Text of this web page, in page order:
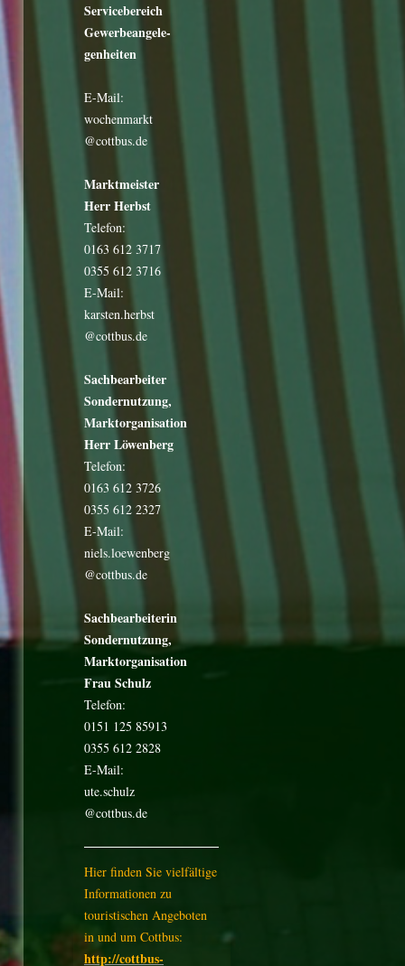
Servicebereich
Gewerbeangele-
genheiten
E-Mail:
wochenmarkt
@cottbus.de
Marktmeister
Herr Herbst
Telefon:
0163 612 3717
0355 612 3716
E-Mail:
karsten.herbst
@cottbus.de
Sachbearbeiter
Sondernutzung,
Marktorganisation
Herr Löwenberg
Telefon:
0163 612 3726
0355 612 2327
E-Mail:
niels.loewenberg
@cottbus.de
Sachbearbeiterin
Sondernutzung,
Marktorganisation
Frau Schulz
Telefon:
0151 125 85913
0355 612 2828
E-Mail:
ute.schulz
@cottbus.de
Hier finden Sie vielfältige
Informationen zu
touristischen Angeboten
in und um Cottbus:
http://cottbus-